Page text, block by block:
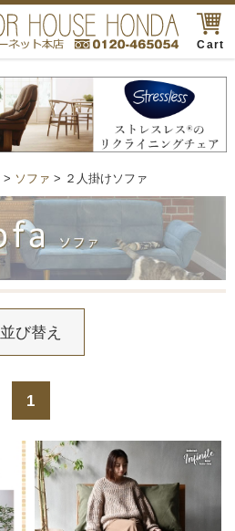
Cart
> ソファ > ２人掛けソファ
並び替え
1